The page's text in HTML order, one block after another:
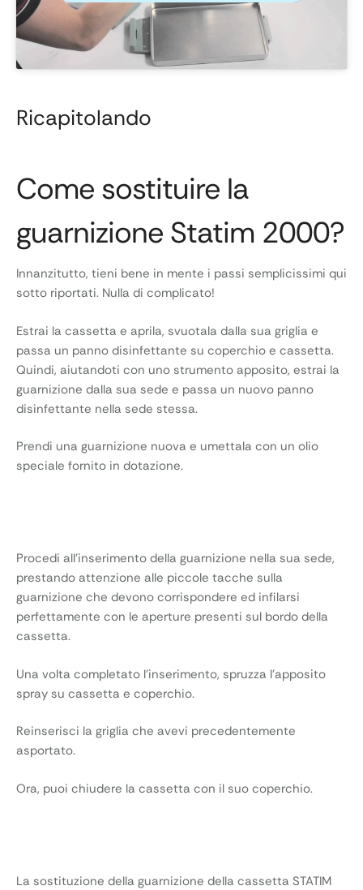
Ricapitolando
Come sostituire la
guarnizione Statim 2000?
Innanzitutto, tieni bene in mente i passi semplicissimi qui
sotto riportati. Nulla di complicato!
Estrai la cassetta e aprila, svuotala dalla sua griglia e
passa un panno disinfettante su coperchio e cassetta.
Quindi, aiutandoti con uno strumento apposito, estrai la
guarnizione dalla sua sede e passa un nuovo panno
disinfettante nella sede stessa.
Prendi una guarnizione nuova e umettala con un olio
speciale fornito in dotazione.
Procedi all’inserimento della guarnizione nella sua sede,
prestando attenzione alle piccole tacche sulla
guarnizione che devono corrispondere ed infilarsi
perfettamente con le aperture presenti sul bordo della
cassetta.
Una volta completato l’inserimento, spruzza l’apposito
spray su cassetta e coperchio.
Reinserisci la griglia che avevi precedentemente
asportato.
Ora, puoi chiudere la cassetta con il suo coperchio.
La sostituzione della guarnizione della cassetta STATIM